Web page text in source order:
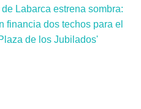
Labarca estrena sombra:
financia dos techos para el
de los Jubilados'